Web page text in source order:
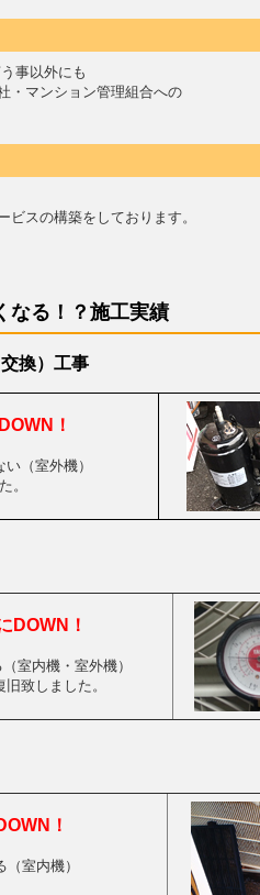
事以外にも
・マンション管理組合への
スの構築をしております。
なる！？施工実績
換）工事
DOWN！
（室外機）
。
DOWN！
室内機・室外機）
致しました。
！
る（室内機）